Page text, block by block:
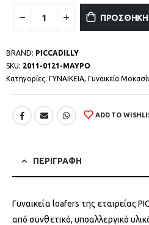
BRAND: PICCADILLY
SKU: 2011-0121-ΜΑΥΡΟ
Κατηγορίες: ΓΥΝΑΙΚΕΙΑ, Γυναικεία
ADD TO
ΠΕΡΙΓΡΑΦΗ
Γυναικεία loafers της εταιρείας
από συνθετικό, υποαλλεργικό